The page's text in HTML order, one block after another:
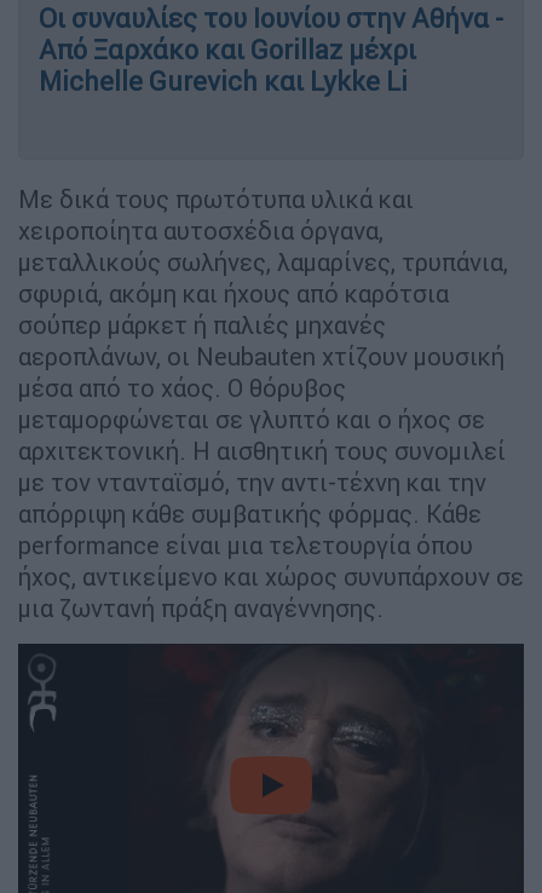
Οι συναυλίες του Ιουνίου στην Αθήνα -
Από Ξαρχάκο και Gorillaz μέχρι
Michelle Gurevich και Lykke Li
Με δικά τους πρωτότυπα υλικά και
χειροποίητα αυτοσχέδια όργανα,
μεταλλικούς σωλήνες, λαμαρίνες, τρυπάνια,
σφυριά, ακόμη και ήχους από καρότσια
σούπερ μάρκετ ή παλιές μηχανές
αεροπλάνων, οι Neubauten χτίζουν μουσική
μέσα από το χάος. Ο θόρυβος
μεταμορφώνεται σε γλυπτό και ο ήχος σε
αρχιτεκτονική. Η αισθητική τους συνομιλεί
με τον ντανταϊσμό, την αντι-τέχνη και την
απόρριψη κάθε συμβατικής φόρμας. Κάθε
performance είναι μια τελετουργία όπου
ήχος, αντικείμενο και χώρος συνυπάρχουν σε
μια ζωντανή πράξη αναγέννησης.
video